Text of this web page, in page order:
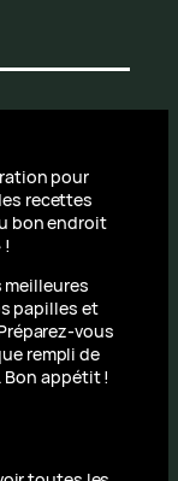
pour
recettes
bon endroit
!
meilleures
papilles et
vous
rempli de
Bon appétit !